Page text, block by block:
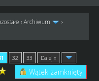
›Archiwum ›
32 33 Dalej »
Wątek zamknięty